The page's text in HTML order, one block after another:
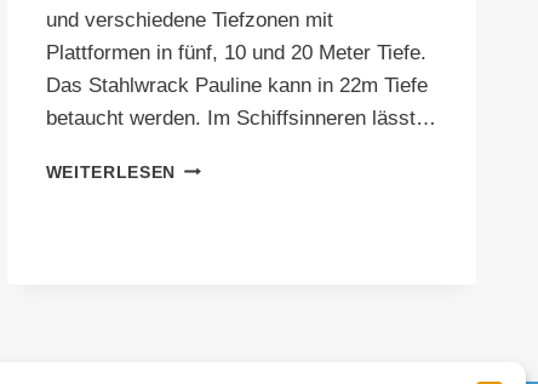
und verschiedene Tiefzonen mit
Plattformen in fünf, 10 und 20 Meter Tiefe.
Das Stahlwrack Pauline kann in 22m Tiefe
betaucht werden. Im Schiffsinneren lässt…
WEITERLESEN
PFINGSTEN